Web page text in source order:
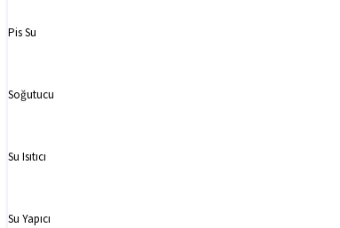
Pis Su
Soğutucu
Su Isıtıcı
Su Yapıcı